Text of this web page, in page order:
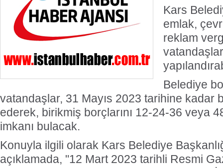
Kars
emlak,
reklam
Belediye
vatandaşlar, 31 Mayıs 2023 tarihine kadar
ederek, birikmiş borçlarını 12-24-36 veya
imkanı bulacak.
Konuyla ilgili olarak Kars Belediye
açıklamada, "12 Mart 2023 tarihli Resmi